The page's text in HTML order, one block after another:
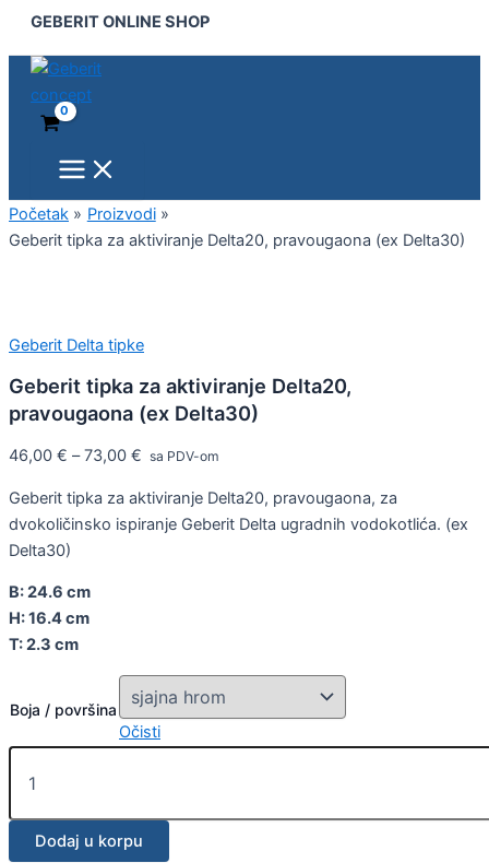
Pređi
sadržaj
GEBERIT ONLINE SHOP
Menu
Početak
Proizvodi
Geberit tipka za aktiviranje Delta20, pravougaona (ex Delta30)
NOVO!
Geberit Delta tipke
Geberit tipka za aktiviranje Delta20,
pravougaona (ex Delta30)
46,00 € –73,00 € sa PDV-om
Geberit tipka za aktiviranje Delta20, pravougaona, za
dvokoličinsko ispiranje Geberit Delta ugradnih vodokotlića. (ex
Delta30)
B: 24.6 cm
H: 16.4 cm
T: 2.3 cm
Boja / površina
Očisti
tipka
za
aktiviranje
Delta20,
pravougaona
Delta30)
količina
Dodaj u korpu